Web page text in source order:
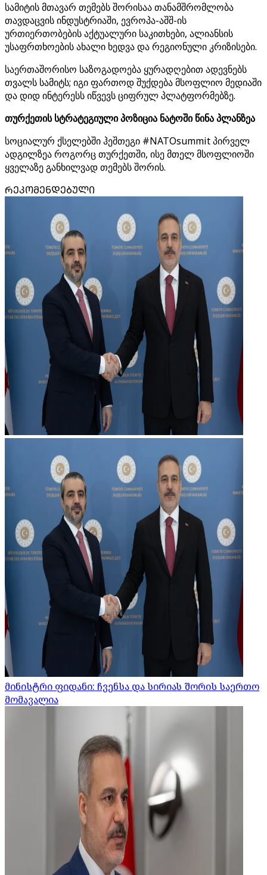
სამიტის მთავარ თემებს შორისაა თანამშრომლობა
თავდაცვის ინდუსტრიაში, ევროპა-აშშ-ის
ურთიერთობების აქტუალური საკითხები, ალიანსის
უსაფრთხოების ახალი ხედვა და რეგიონული კრიზისები.
საერთაშორისო საზოგადოება ყურადღებით ადევნებს
თვალს სამიტს; იგი ფართოდ შუქდება მსოფლიო მედიაში
და დიდ ინტერესს იწვევს ციფრულ პლატფორმებზე.
თურქეთის სტრატეგიული პოზიცია ნატოში წინა პლანზეა
სოციალურ ქსელებში ჰეშთეგი #NATOsummit პირველ
ადგილზეა როგორც თურქეთში, ისე მთელ მსოფლიოში
ყველაზე განხილვად თემებს შორის.
ᲠᲔᲙᲝᲛᲔᲜᲓᲔᲑᲣᲚᲘ
მინისტრი ფიდანი: ჩვენსა და სირიას შორის საერთო
მომავალია